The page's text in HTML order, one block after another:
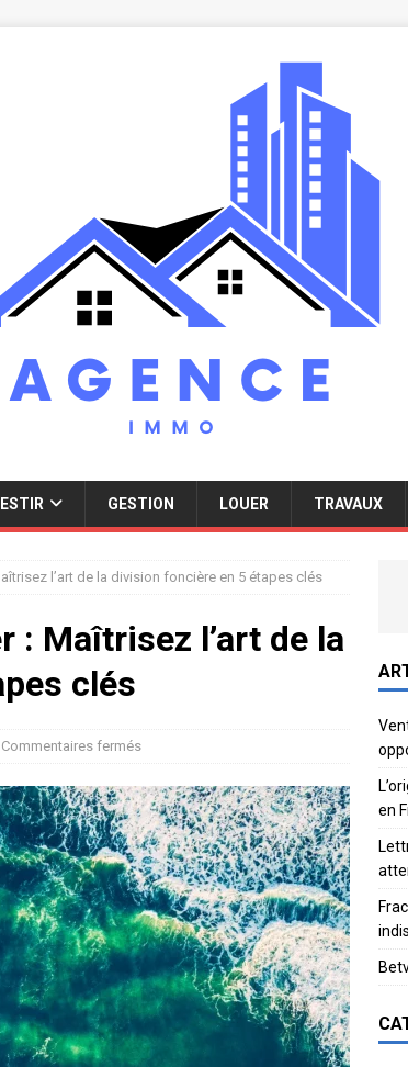
GESTION LOUER TRAVAUX
l’art de la division foncière en 5 étapes clés
: Maîtrisez l’art de la
clés
Commentaires fermés
en